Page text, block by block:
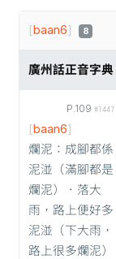
[baan6] 8
廣州話正音字典
P.109 #1447
[baan6]
爛泥：成腳都係
泥湴（滿腳都是
爛泥）．落大
雨，路上便好多
泥湴（下大雨，
路上很多爛泥）